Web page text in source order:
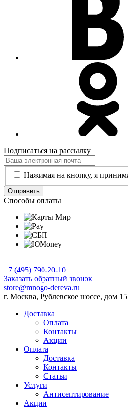
Подписаться на рассылку
Нажимая на кнопку, я
Отправить
Способы оплаты
+7 (495) 790-20-10
Заказать обратный звонок
store@mnogo-dereva.ru
г. Москва, Рублевское шоссе, дом
Доставка
Оплата
Контакты
Акции
Оплата
Доставка
Контакты
Статьи
Услуги
Антисептирование
Акции